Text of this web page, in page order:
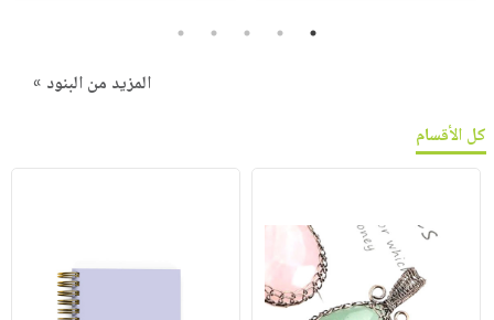
1
2
3
4
5
المزيد من البنود »
كل الأقسام